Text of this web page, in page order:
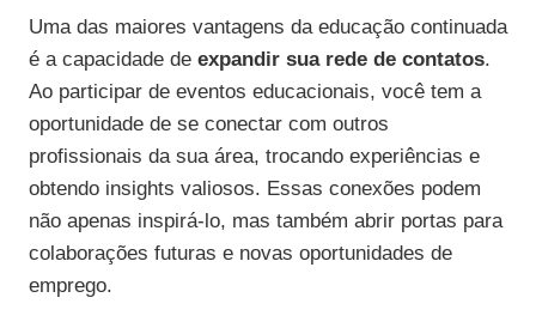
Uma das maiores vantagens da educação continuada
é a capacidade de expandir sua rede de contatos.
Ao participar de eventos educacionais, você tem a
oportunidade de se conectar com outros
profissionais da sua área, trocando experiências e
obtendo insights valiosos. Essas conexões podem
não apenas inspirá-lo, mas também abrir portas para
colaborações futuras e novas oportunidades de
emprego.